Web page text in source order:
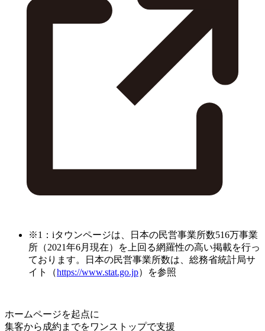
※1：iタウンページは、日本の民営事業所数516万事業
所（2021年6月現在）を上回る網羅性の高い掲載を行っ
ております。日本の民営事業所数は、総務省統計局サ
イト（https://www.stat.go.jp）を参照
ホームページを起点に
集客から成約までをワンストップで支援